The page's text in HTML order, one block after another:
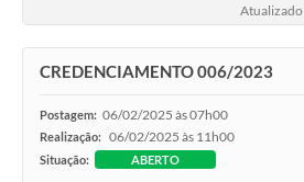
CREDENCIAMENTO 006/2023
Postagem: 06/02/2025 às 07h00
Realização: 06/02/2025 às 11h00
Situação: ABERTO